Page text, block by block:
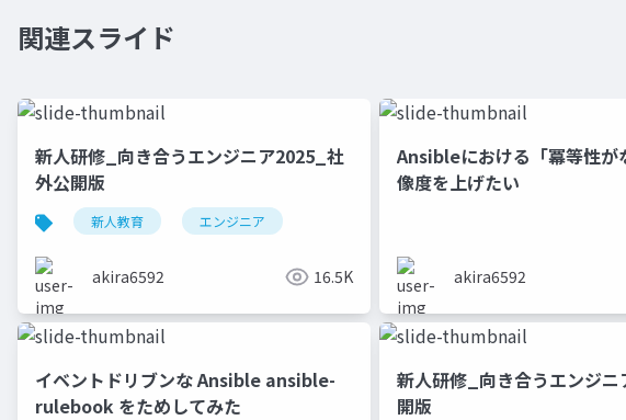
関連スライド
新人研修_向き合うエンジニア2025_社
外公開版
新人教育 エンジニア
akira6592 16.5K
Ansibleにおける「冪等性が
像度を上げたい
akira6592
イベントドリブンな Ansible ansible-
rulebook をためしてみた
新人研修_向き合うエンジ
開版